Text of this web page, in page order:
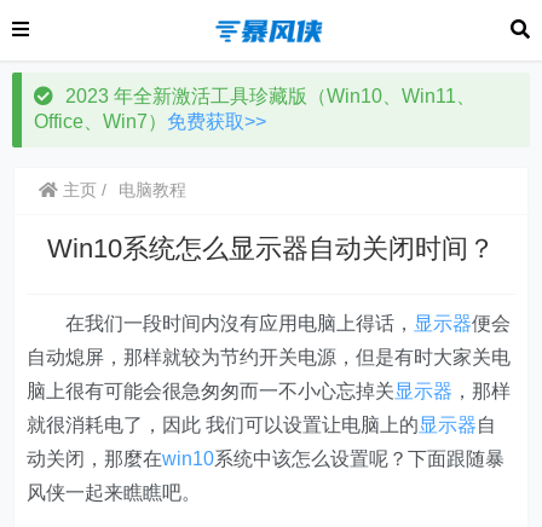
2023 年全新激活工具珍藏版（Win10、Win11、
Office、Win7） 免费获取>>
主页 电脑教程
Win10系统怎么显示器自动关闭时间？
在我们一段时间内沒有应用电脑上得话， 显示器便会
自动熄屏，那样就较为节约开关电源，但是有时大家关电
脑上很有可能会很急匆匆而一不小心忘掉关显示器 ，那样
就很消耗电了，因此 我们可以设置让电脑上的显示器自
动关闭，那麼在win10系统中该怎么设置呢？下面跟随暴
风侠一起来瞧瞧吧。